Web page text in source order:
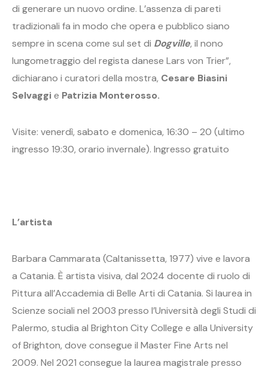
di generare un nuovo ordine. L’assenza di pareti
tradizionali fa in modo che opera e pubblico siano
sempre in scena come sul set di Dogville, il nono
lungometraggio del regista danese Lars von Trier”,
dichiarano i curatori della mostra, Cesare Biasini
Selvaggie Patrizia Monterosso.
Visite: venerdì, sabato e domenica, 16:30 – 20 (ultimo
ingresso 19:30, orario invernale). Ingresso gratuito
L’artista
Barbara Cammarata (Caltanissetta, 1977) vive e lavora
a Catania. È artista visiva, dal 2024 docente di ruolo di
Pittura all’Accademia di Belle Arti di Catania. Si laurea in
Scienze sociali nel 2003 presso l’Università degli Studi di
Palermo, studia al Brighton City College e alla University
of Brighton, dove consegue il Master Fine Arts nel
2009. Nel 2021 consegue la laurea magistrale presso